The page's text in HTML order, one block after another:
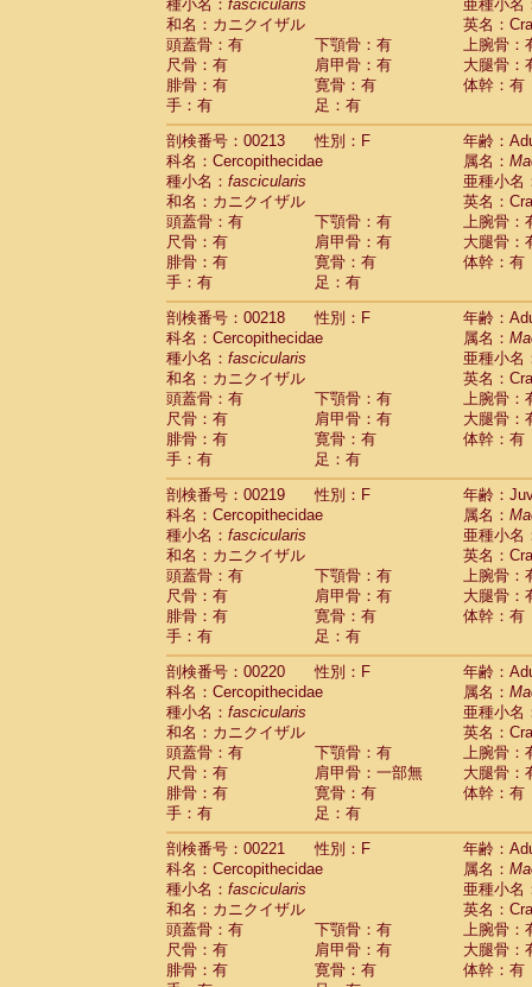
種小名： fascicularis
亜種小名
和名：カニクイザル
英名：
頭蓋骨：有
下顎骨：有
上腕骨：
尺骨：有
肩甲骨：有
大腿骨：
腓骨：有
寛骨：有
体幹：有
手：有
足：有
剖検番号：00213
性別：F
年齢：
科名：Cercopithecidae
属名：
種小名： fascicularis
亜種小名
和名：カニクイザル
英名：
頭蓋骨：有
下顎骨：有
上腕骨：
尺骨：有
肩甲骨：有
大腿骨：
腓骨：有
寛骨：有
体幹：有
手：有
足：有
剖検番号：00218
性別：F
年齢：
科名：Cercopithecidae
属名：
種小名： fascicularis
亜種小名
和名：カニクイザル
英名：
頭蓋骨：有
下顎骨：有
上腕骨：
尺骨：有
肩甲骨：有
大腿骨：
腓骨：有
寛骨：有
体幹：有
手：有
足：有
剖検番号：00219
性別：F
年齢：
科名：Cercopithecidae
属名：
種小名： fascicularis
亜種小名
和名：カニクイザル
英名：
頭蓋骨：有
下顎骨：有
上腕骨：
尺骨：有
肩甲骨：有
大腿骨：
腓骨：有
寛骨：有
体幹：有
手：有
足：有
剖検番号：00220
性別：F
年齢：
科名：Cercopithecidae
属名：
種小名： fascicularis
亜種小名
和名：カニクイザル
英名：
頭蓋骨：有
下顎骨：有
上腕骨：
尺骨：有
肩甲骨：一部無
大腿骨：
腓骨：有
寛骨：有
体幹：有
手：有
足：有
剖検番号：00221
性別：F
年齢：
科名：Cercopithecidae
属名：
種小名： fascicularis
亜種小名
和名：カニクイザル
英名：
頭蓋骨：有
下顎骨：有
上腕骨：
尺骨：有
肩甲骨：有
大腿骨：
腓骨：有
寛骨：有
体幹：有